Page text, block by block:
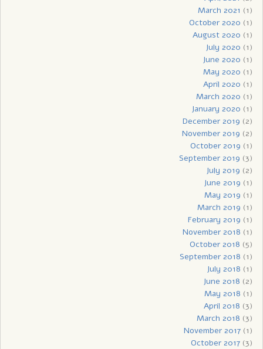
March 2021 (1)
October 2020 (1)
August 2020 (1)
July 2020 (1)
June 2020 (1)
May 2020 (1)
April 2020 (1)
March 2020 (1)
January 2020 (1)
December 2019 (2)
November 2019 (2)
October 2019 (1)
September 2019 (3)
July 2019 (2)
June 2019 (1)
May 2019 (1)
March 2019 (1)
February 2019 (1)
November 2018 (1)
October 2018 (5)
September 2018 (1)
July 2018 (1)
June 2018 (2)
May 2018 (1)
April 2018 (3)
March 2018 (3)
November 2017(1)
October 2017(3)